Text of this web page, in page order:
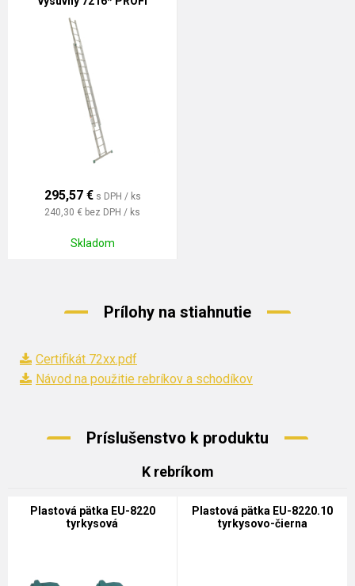
295,57 € s DPH / ks
240,30 € bez DPH / ks
Skladom
Prílohy na stiahnutie
Certifikát 72xx.pdf
Návod na použitie rebríkov a schodíkov
Príslušenstvo k produktu
K rebríkom
Plastová pätka EU-8220
tyrkysová
Plastová pätka EU-8220.10
tyrkysovo-čierna